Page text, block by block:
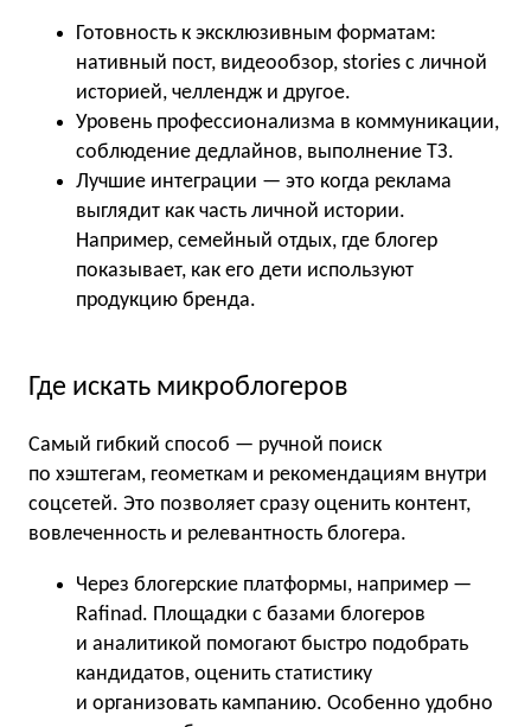
Готовность к эксклюзивным форматам:
нативный пост, видеообзор, stories с личной
историей, челлендж и другое.
Уровень профессионализма в коммуникации,
соблюдение дедлайнов, выполнение ТЗ.
Лучшие интеграции — это когда реклама
выглядит как часть личной истории.
Например, семейный отдых, где блогер
показывает, как его дети используют
продукцию бренда.
Где искать микроблогеров
Самый гибкий способ — ручной поиск
по хэштегам, геометкам и рекомендациям внутри
соцсетей. Это позволяет сразу оценить контент,
вовлеченность и релевантность блогера.
Через блогерские платформы, например —
Rafinad. Площадки с базами блогеров
и аналитикой помогают быстро подобрать
кандидатов, оценить статистику
и организовать кампанию. Особенно удобно